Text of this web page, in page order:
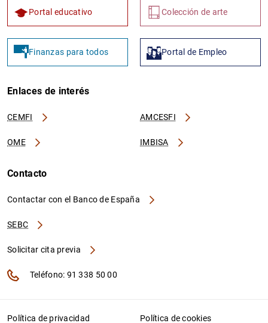
Portal educativo Colección de arte
Finanzas para todos Portal de Empleo
Enlaces de interés
CEMFI AMCESFI
OME IMBISA
Contacto
Contactar con el Banco de España
SEBC
Solicitar cita previa
Teléfono: 91 338 50 00
Política de privacidad Política de cookies